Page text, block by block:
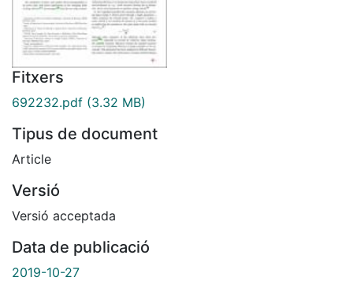
Fitxers
692232.pdf (3.32 MB)
Tipus de document
Article
Versió
Versió acceptada
Data de publicació
2019-10-27